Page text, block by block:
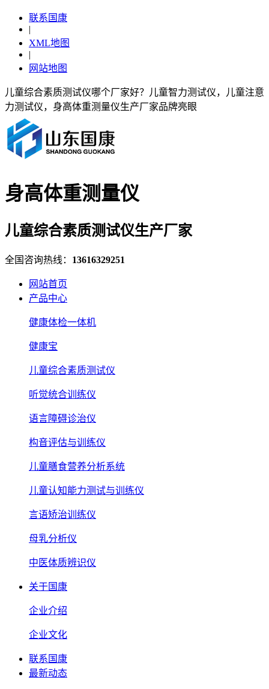
联系国康
|
XML地图
|
网站地图
儿童综合素质测试仪哪个厂家好？儿童智力测试仪，儿童注意
力测试仪，身高体重测量仪生产厂家品牌亮眼
身高体重测量仪
儿童综合素质测试仪生产厂家
全国咨询热线： 13616329251
网站首页
产品中心
健康体检一体机
健康宝
儿童综合素质测试仪
听觉统合训练仪
语言障碍诊治仪
构音评估与训练仪
儿童膳食营养分析系统
儿童认知能力测试与训练仪
言语矫治训练仪
母乳分析仪
中医体质辨识仪
关于国康
企业介绍
企业文化
联系国康
最新动态